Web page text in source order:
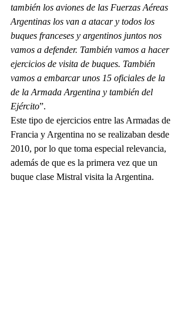
también los aviones de las Fuerzas Aéreas
Argentinas los van a atacar y todos los
buques franceses y argentinos juntos nos
vamos a defender. También vamos a hacer
ejercicios de visita de buques. También
vamos a embarcar unos 15 oficiales de la
de la Armada Argentina y también del
Ejército”.
Este tipo de ejercicios entre las Armadas de
Francia y Argentina no se realizaban desde
2010, por lo que toma especial relevancia,
además de que es la primera vez que un
buque clase Mistral visita la Argentina.